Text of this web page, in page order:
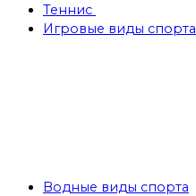
Теннис
Игровые виды спорта
Водные виды спорта